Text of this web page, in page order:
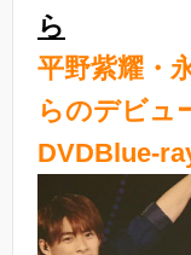
ら
平野紫耀・
らのデビュ
DVDBlue-